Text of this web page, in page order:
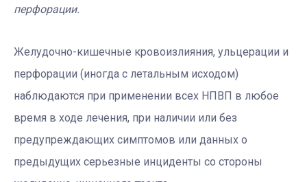
перфорации.
Желудочно-кишечные кровоизлияния, ульцерации и
перфорации (иногда с летальным исходом)
наблюдаются при применении всех НПВП в любое
время в ходе лечения, при наличии или без
предупреждающих симптомов или данных о
предыдущих серьезные инциденты со стороны